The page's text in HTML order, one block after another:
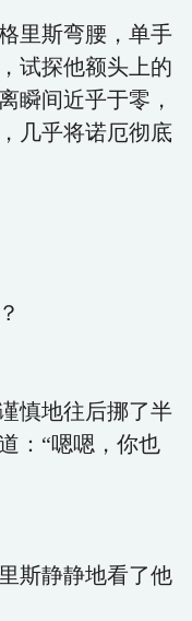
里斯弯腰，单手
试探他额头上的
瞬间近乎于零，
几乎将诺厄彻底
慎地往后挪了半
：“嗯嗯，你也
斯静静地看了他